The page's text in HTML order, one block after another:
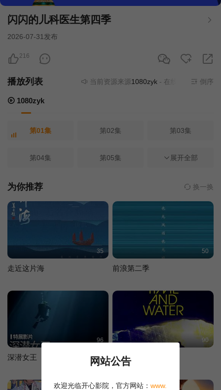
闪闪的儿科医生第四季
2026-07-31发布
216
播放列表 当前资源来源1080zyk- 在线播放,无需安装
倒序
1080zyk
第01集 第02集 第03集
第04集 第05集 第06集
第07集 第09集
第10集
展开全部
为你推荐 换一换
35
走近这片海
50
前浪第二季
96
深潜女王
90
逝水与流年
网站公告
欢迎光临开心影院，官方网站： www.